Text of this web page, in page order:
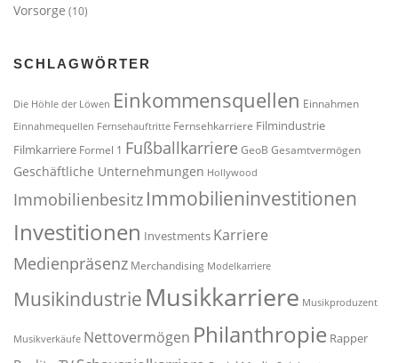
Vorsorge (10)
SCHLAGWÖRTER
Die Höhle der Löwen Einkommensquellen Einnahmen
Einnahmequellen Fernsehauftritte Fernsehkarriere Filmindustrie
Filmkarriere Formel 1 Fußballkarriere GeoB Gesamtvermögen
Geschäftliche Unternehmungen Hollywood
Immobilienbesitz Immobilieninvestitionen
Investitionen Investments Karriere
Medienpräsenz Merchandising Modelkarriere
Musikindustrie Musikkarriere Musikproduzent
Musikverkäufe Nettovermögen Philanthropie Rapper